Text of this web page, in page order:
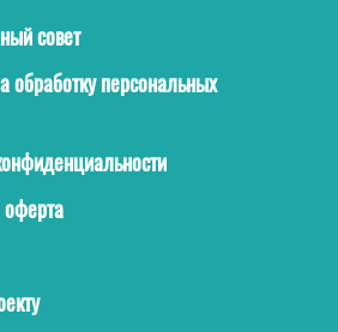
совет
обработку персональных